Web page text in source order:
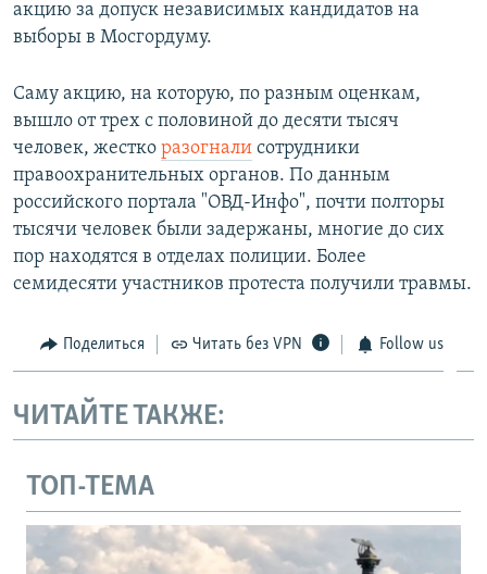
акцию за допуск независимых кандидатов на
выборы в Мосгордуму.
Саму акцию, на которую, по разным оценкам,
вышло от трех с половиной до десяти тысяч
человек, жестко разогнали сотрудники
правоохранительных органов. По данным
российского портала "ОВД-Инфо", почти полторы
тысячи человек были задержаны, многие до сих
пор находятся в отделах полиции. Более
семидесяти участников протеста получили травмы.
Поделиться Читать без VPN Follow us
ЧИТАЙТЕ ТАКЖЕ:
ТОП-ТЕМА